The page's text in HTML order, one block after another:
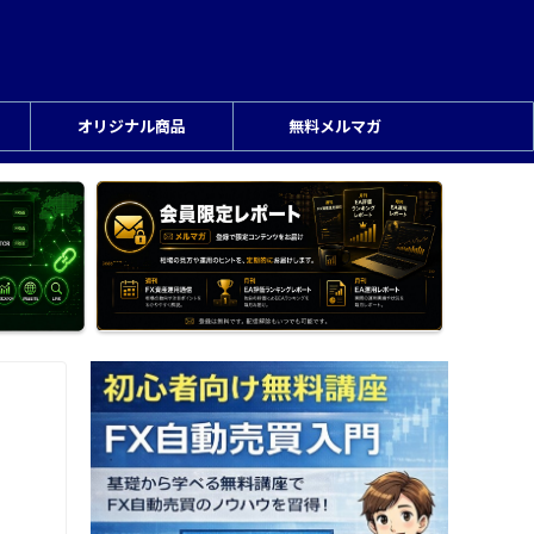
オリジナル商品 無料メルマガ